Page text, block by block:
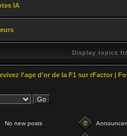
IA
Display topics
l'age d'or de la F1 sur rFactor |
No new posts